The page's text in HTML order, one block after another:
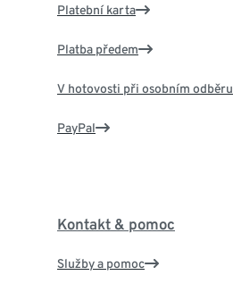
Platební karta
Platba předem
V hotovosti při osobním odběru
PayPal
Kontakt & pomoc
Služby a pomoc